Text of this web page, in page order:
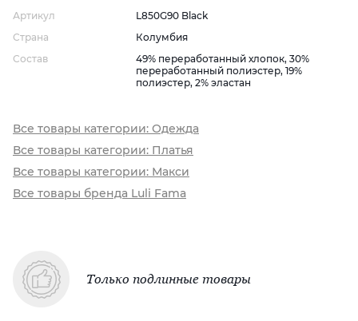
Артикул
L850G90 Black
Страна
Колумбия
Состав
49% переработанный хлопок, 30%
переработанный полиэстер, 19%
полиэстер, 2% эластан
Все товары категории: Одежда
Все товары категории: Платья
Все товары категории: Макси
Все товары бренда Luli Fama
Только подлинные товары